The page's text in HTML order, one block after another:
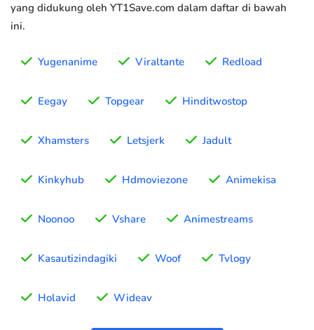
yang didukung oleh YT1Save.com dalam daftar di bawah
ini.
Yugenanime Viraltante Redload
Eegay Topgear Hinditwostop
Xhamsters Letsjerk Jadult
Kinkyhub Hdmoviezone Animekisa
Noonoo Vshare Animestreams
Kasautizindagiki Woof Tvlogy
Holavid Wideav